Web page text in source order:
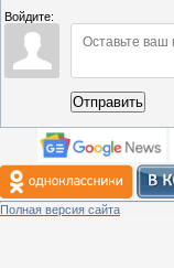
Войдите:
Отправить
Полная версия сайта